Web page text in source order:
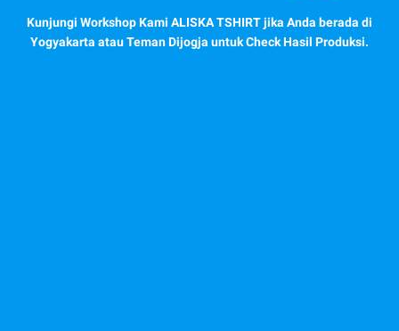
Kunjungi Workshop Kami ALISKA TSHIRT jika Anda berada di
Yogyakarta atau Teman Dijogja untuk Check Hasil Produksi.